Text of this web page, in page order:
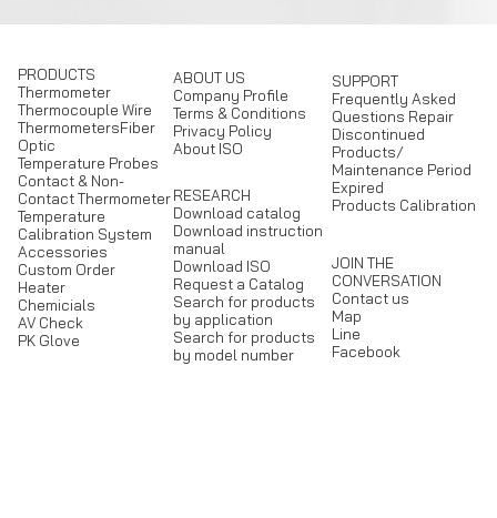
PRODUCTS
Thermometer
Thermocouple Wire
ThermometersFiber
Optic
Temperature Probes
Contact & Non-
Contact Thermometer
Temperature
Calibration System
Accessories
Custom Order
Heater
Chemicials
AV Check
PK Glove
ABOUT US
Company Profile
Terms & Conditions
Privacy Policy
About ISO
RESEARCH
Download catalog
Download instruction
manual
Download ISO
Request a Catalog
Search for products
by application
Search for products
by model number
SUPPORT
Frequently Asked
Questions Repair
Discontinued
Products/
Maintenance Period
Expired
Products Calibration
JOIN THE
CONVERSATION
Contact us
Map
Line
Facebook